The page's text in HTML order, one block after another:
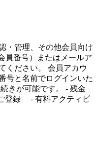
・管理、その他会員向け
員番号）またはメールア
ください。 会員アカウ
号と名前でログインいた
きが可能です。 - 残金
登録 - 有料アクティビ